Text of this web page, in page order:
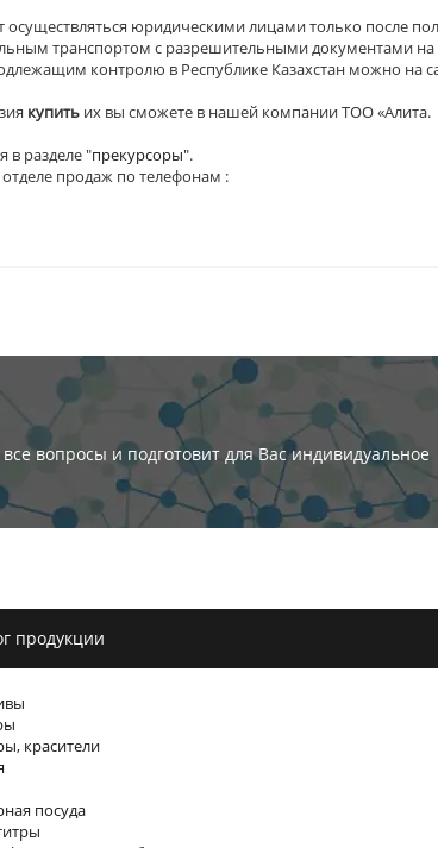
юридическими лицами только после
транспортом с разрешительными документами на
контролю в Республике Казахстан можно на
купить их вы сможете в нашей компании ТОО «Алита.
в разделе "прекурсоры".
продаж по телефонам :
вопросы и подготовит для Вас индивидуальное
продукции
красители
посуда